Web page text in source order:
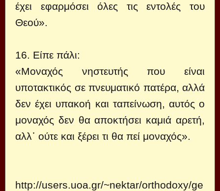
έχει εφαρμόσει όλες τις εντολές του
Θεού».
16. Είπε πάλι:
«Μοναχός νηστευτής που είναι
υποτακτικός σε πνευματικό πατέρα, αλλά
δεν έχει υπακοή και ταπείνωση, αυτός ο
μοναχός δεν θα αποκτήσει καμιά αρετή,
αλλ᾿ ούτε και ξέρει τι θα πεί μοναχός».
http://users.uoa.gr/~nektar/orthodoxy/ge